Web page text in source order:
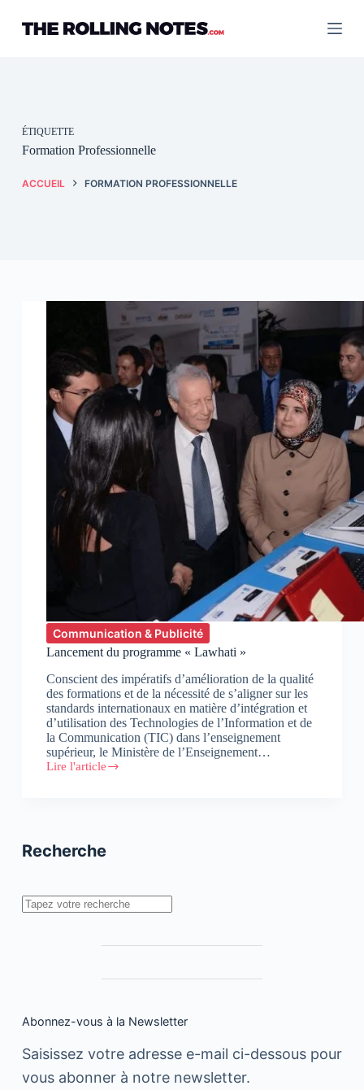
contenu
ÉTIQUETTE
Formation Professionnelle
ACCUEIL FORMATION PROFESSIONNELLE
Communication & Publicité
Lancement du programme « Lawhati »
Conscient des impératifs d’amélioration de la qualité
des formations et de la nécessité de s’aligner sur les
standards internationaux en matière d’intégration et
d’utilisation des Technologies de l’Information et de
la Communication (TIC) dans l’enseignement
supérieur, le Ministère de l’Enseignement…
Lire l'article
Lancement
Recherche
Rechercher
Abonnez-vous à la Newsletter
Saisissez votre adresse e-mail ci-dessous pour
vous abonner à notre newsletter.